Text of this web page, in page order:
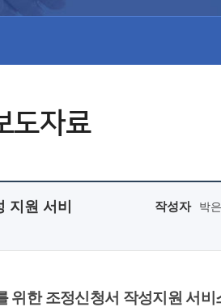
도자료
지원 서비
작성자 박
위한 조정신청서 작성지원 서비